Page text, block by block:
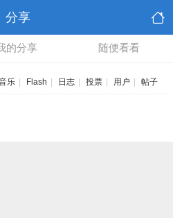
分享
的分享 随便看看
乐 Flash 日志 投票 用户 帖子